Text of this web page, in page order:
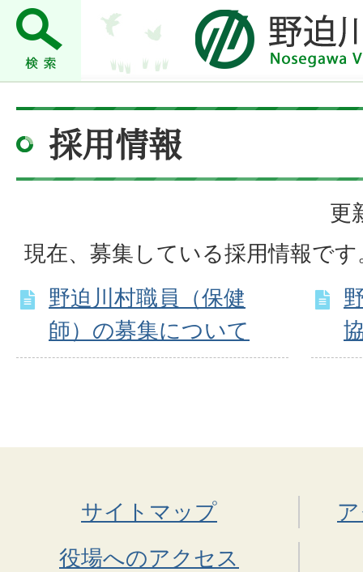
採用情報
更
現在、募集している採用情報です
野迫川村職員（保健
師）の募集について
サイトマップ
役場へのアクセス